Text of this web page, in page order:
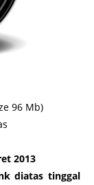
96 Mb)
2013
diatas tinggal